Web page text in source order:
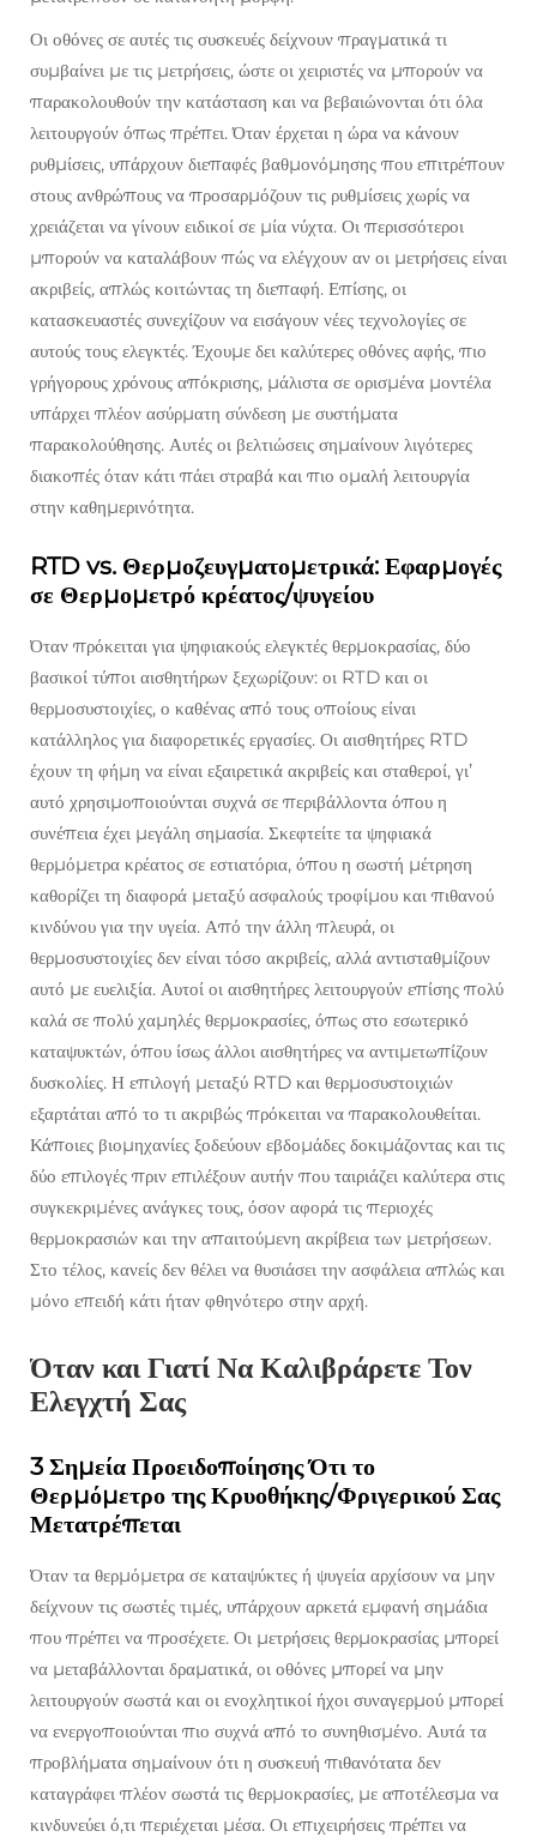
Οι οθόνες σε αυτές τις συσκευές δείχνουν πραγματικά τι
συμβαίνει με τις μετρήσεις, ώστε οι χειριστές να μπορούν να
παρακολουθούν την κατάσταση και να βεβαιώνονται ότι όλα
λειτουργούν όπως πρέπει. Όταν έρχεται η ώρα να κάνουν
ρυθμίσεις, υπάρχουν διεπαφές βαθμονόμησης που επιτρέπουν
στους ανθρώπους να προσαρμόζουν τις ρυθμίσεις χωρίς να
χρειάζεται να γίνουν ειδικοί σε μία νύχτα. Οι περισσότεροι
μπορούν να καταλάβουν πώς να ελέγχουν αν οι μετρήσεις είναι
ακριβείς, απλώς κοιτώντας τη διεπαφή. Επίσης, οι
κατασκευαστές συνεχίζουν να εισάγουν νέες τεχνολογίες σε
αυτούς τους ελεγκτές. Έχουμε δει καλύτερες οθόνες αφής, πιο
γρήγορους χρόνους απόκρισης, μάλιστα σε ορισμένα μοντέλα
υπάρχει πλέον ασύρματη σύνδεση με συστήματα
παρακολούθησης. Αυτές οι βελτιώσεις σημαίνουν λιγότερες
διακοπές όταν κάτι πάει στραβά και πιο ομαλή λειτουργία
στην καθημερινότητα.
RTD vs. Θερμοζευγματομετρικά: Εφαρμογές
σε Θερμομετρό κρέατος/ψυγείου
Όταν πρόκειται για ψηφιακούς ελεγκτές θερμοκρασίας, δύο
βασικοί τύποι αισθητήρων ξεχωρίζουν: οι RTD και οι
θερμοσυστοιχίες, ο καθένας από τους οποίους είναι
κατάλληλος για διαφορετικές εργασίες. Οι αισθητήρες RTD
έχουν τη φήμη να είναι εξαιρετικά ακριβείς και σταθεροί, γι’
αυτό χρησιμοποιούνται συχνά σε περιβάλλοντα όπου η
συνέπεια έχει μεγάλη σημασία. Σκεφτείτε τα ψηφιακά
θερμόμετρα κρέατος σε εστιατόρια, όπου η σωστή μέτρηση
καθορίζει τη διαφορά μεταξύ ασφαλούς τροφίμου και πιθανού
κινδύνου για την υγεία. Από την άλλη πλευρά, οι
θερμοσυστοιχίες δεν είναι τόσο ακριβείς, αλλά αντισταθμίζουν
αυτό με ευελιξία. Αυτοί οι αισθητήρες λειτουργούν επίσης πολύ
καλά σε πολύ χαμηλές θερμοκρασίες, όπως στο εσωτερικό
καταψυκτών, όπου ίσως άλλοι αισθητήρες να αντιμετωπίζουν
δυσκολίες. Η επιλογή μεταξύ RTD και θερμοσυστοιχιών
εξαρτάται από το τι ακριβώς πρόκειται να παρακολουθείται.
Κάποιες βιομηχανίες ξοδεύουν εβδομάδες δοκιμάζοντας και τις
δύο επιλογές πριν επιλέξουν αυτήν που ταιριάζει καλύτερα στις
συγκεκριμένες ανάγκες τους, όσον αφορά τις περιοχές
θερμοκρασιών και την απαιτούμενη ακρίβεια των μετρήσεων.
Στο τέλος, κανείς δεν θέλει να θυσιάσει την ασφάλεια απλώς και
μόνο επειδή κάτι ήταν φθηνότερο στην αρχή.
Όταν και Γιατί Να Καλιβράρετε Τον
Ελεγχτή Σας
3 Σημεία Προειδοποίησης Ότι το
Θερμόμετρο της Κρυοθήκης/Φριγερικού Σας
Μετατρέπεται
Όταν τα θερμόμετρα σε καταψύκτες ή ψυγεία αρχίσουν να μην
δείχνουν τις σωστές τιμές, υπάρχουν αρκετά εμφανή σημάδια
που πρέπει να προσέχετε. Οι μετρήσεις θερμοκρασίας μπορεί
να μεταβάλλονται δραματικά, οι οθόνες μπορεί να μην
λειτουργούν σωστά και οι ενοχλητικοί ήχοι συναγερμού μπορεί
να ενεργοποιούνται πιο συχνά από το συνηθισμένο. Αυτά τα
προβλήματα σημαίνουν ότι η συσκευή πιθανότατα δεν
καταγράφει πλέον σωστά τις θερμοκρασίες, με αποτέλεσμα να
κινδυνεύει ό,τι περιέχεται μέσα. Οι επιχειρήσεις πρέπει να